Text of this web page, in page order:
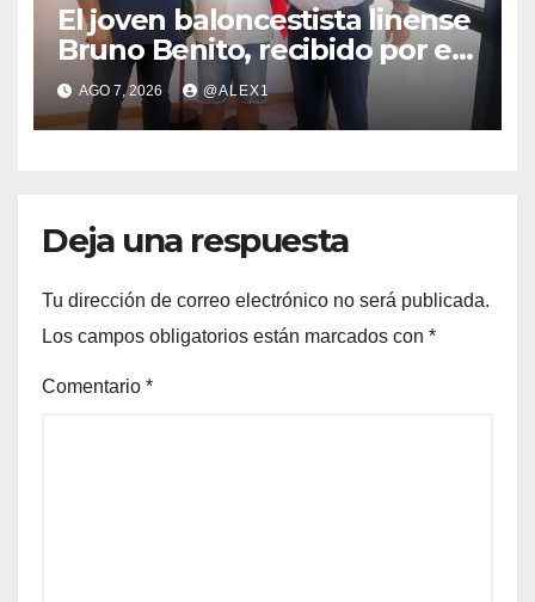
El joven baloncestista linense
Bruno Benito, recibido por el
alcalde, Juan Franco, en el
Ayuntamiento de la ciudad
AGO 7, 2026 @ALEX1
Deja una respuesta
Tu dirección de correo electrónico no será publicada.
Los campos obligatorios están marcados con *
Comentario *